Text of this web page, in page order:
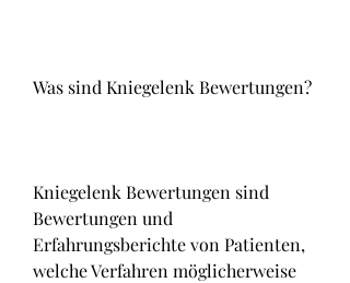
Was sind Kniegelenk Bewertungen?
Kniegelenk Bewertungen sind
Bewertungen und
Erfahrungsberichte von Patienten,
welche Verfahren möglicherweise